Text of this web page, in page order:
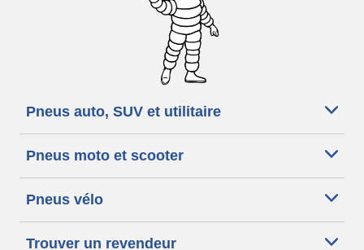
Pneus auto, SUV et utilitaire
Pneus moto et scooter
Pneus vélo
Trouver un revendeur